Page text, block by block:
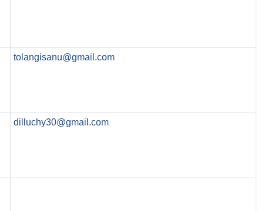
tolangisanu@gmail.com
dilluchy30@gmail.com